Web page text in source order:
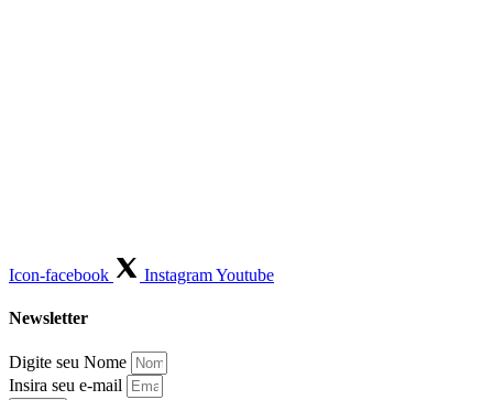
Icon-facebook InstagramYoutube
Newsletter
Digite seu Nome
Insira seu e-mail